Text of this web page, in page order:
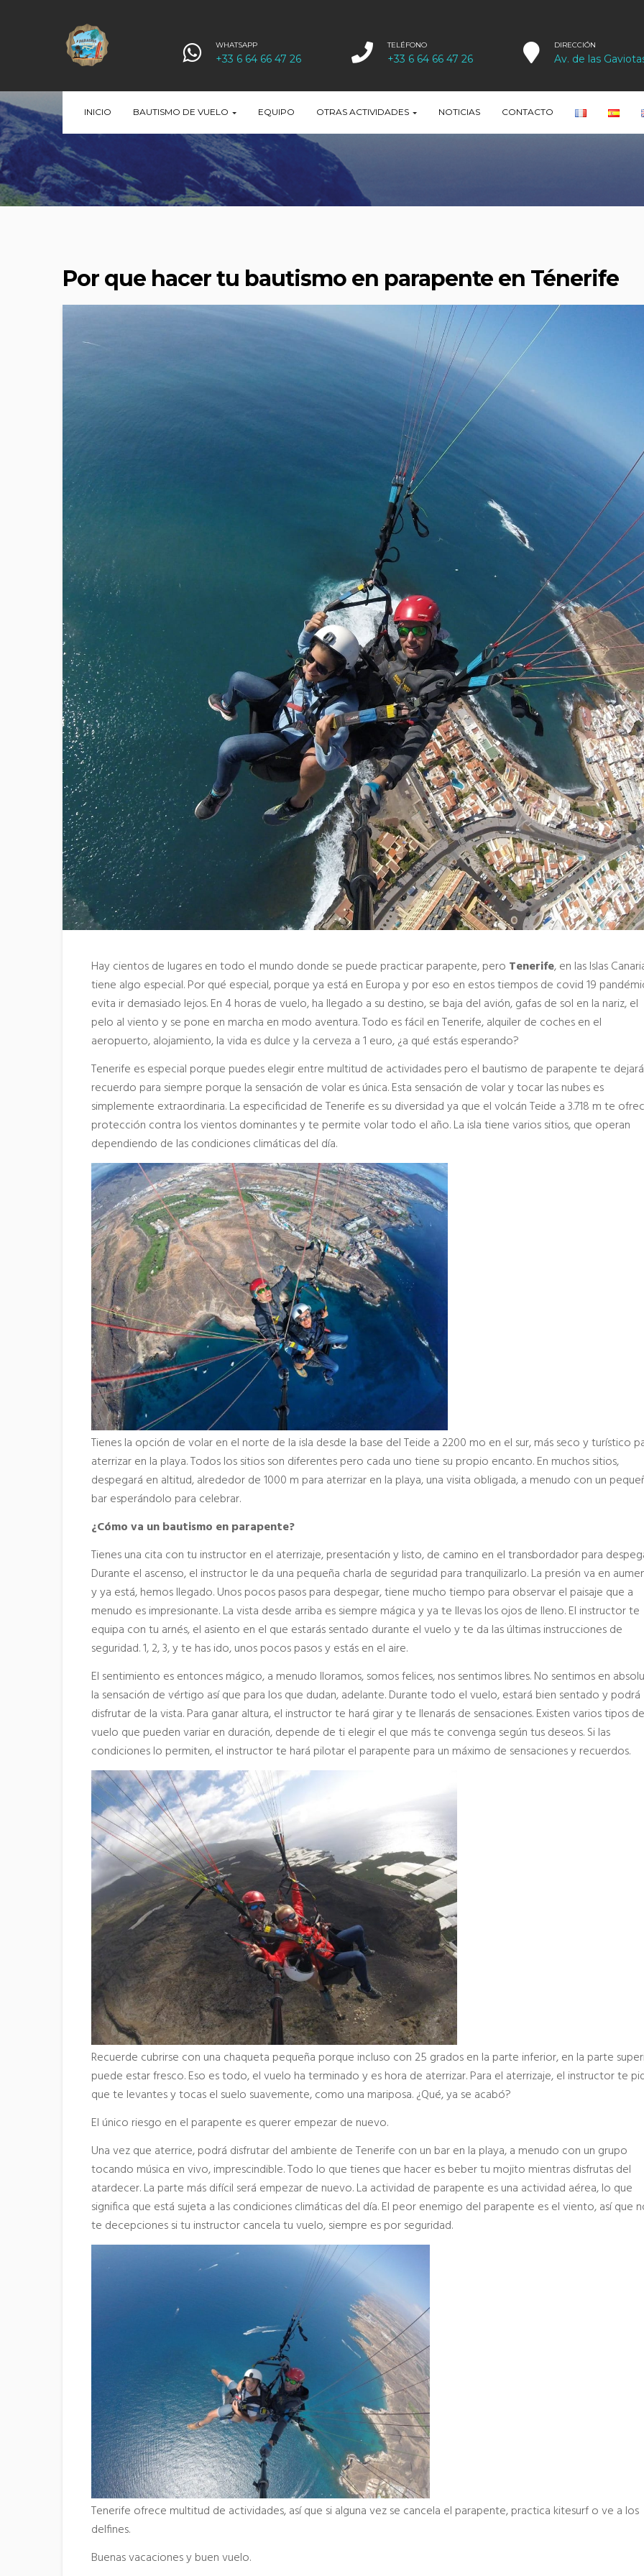
WHATSAPP
+33 6 64 66 47 26
TELÉFONO
+33 6 64 66 47 26
DIRECCIÓN
Av. de las
INICIO BAUTISMO DE VUELO EQUIPO OTRAS ACTIVIDADES NOTICIAS CONTACTO
Por que hacer tu bautismo en parapente en Ténerife
Hay cientos de lugares en todo el mundo donde se puede practicar parapente, pero Tenerife, en las Islas
tiene algo especial. Por qué especial, porque ya está en Europa y por eso en estos tiempos de covid 19
evita ir demasiado lejos. En 4 horas de vuelo, ha llegado a su destino, se baja del avión, gafas de sol en la nariz, el
pelo al viento y se pone en marcha en modo aventura. Todo es fácil en Tenerife, alquiler de coches en el
aeropuerto, alojamiento, la vida es dulce y la cerveza a 1 euro, ¿a qué estás esperando?
Tenerife es especial porque puedes elegir entre multitud de actividades pero el bautismo de parapente te
recuerdo para siempre porque la sensación de volar es única. Esta sensación de volar y tocar las nubes es
simplemente extraordinaria. La especificidad de Tenerife es su diversidad ya que el volcán Teide a 3.718 m te
protección contra los vientos dominantes y te permite volar todo el año. La isla tiene varios sitios, que operan
dependiendo de las condiciones climáticas del día.
Tienes la opción de volar en el norte de la isla desde la base del Teide a 2200 mo en el sur, más seco y turístico
aterrizar en la playa. Todos los sitios son diferentes pero cada uno tiene su propio encanto. En muchos sitios,
despegará en altitud, alrededor de 1000 m para aterrizar en la playa, una visita obligada, a menudo con un
bar esperándolo para celebrar.
¿Cómo va un bautismo en parapente?
Tienes una cita con tu instructor en el aterrizaje, presentación y listo, de camino en el transbordador para
Durante el ascenso, el instructor le da una pequeña charla de seguridad para tranquilizarlo. La presión va en
y ya está, hemos llegado. Unos pocos pasos para despegar, tiene mucho tiempo para observar el paisaje que a
menudo es impresionante. La vista desde arriba es siempre mágica y ya te llevas los ojos de lleno. El instructor te
equipa con tu arnés, el asiento en el que estarás sentado durante el vuelo y te da las últimas instrucciones de
seguridad. 1, 2, 3, y te has ido, unos pocos pasos y estás en el aire.
El sentimiento es entonces mágico, a menudo lloramos, somos felices, nos sentimos libres. No sentimos en
la sensación de vértigo así que para los que dudan, adelante. Durante todo el vuelo, estará bien sentado y podrá
disfrutar de la vista. Para ganar altura, el instructor te hará girar y te llenarás de sensaciones. Existen varios tipos de
vuelo que pueden variar en duración, depende de ti elegir el que más te convenga según tus deseos. Si las
condiciones lo permiten, el instructor te hará pilotar el parapente para un máximo de sensaciones y recuerdos.
Recuerde cubrirse con una chaqueta pequeña porque incluso con 25 grados en la parte inferior, en la parte
puede estar fresco. Eso es todo, el vuelo ha terminado y es hora de aterrizar. Para el aterrizaje, el instructor te
que te levantes y tocas el suelo suavemente, como una mariposa. ¿Qué, ya se acabó?
El único riesgo en el parapente es querer empezar de nuevo.
Una vez que aterrice, podrá disfrutar del ambiente de Tenerife con un bar en la playa, a menudo con un grupo
tocando música en vivo, imprescindible. Todo lo que tienes que hacer es beber tu mojito mientras disfrutas del
atardecer. La parte más difícil será empezar de nuevo. La actividad de parapente es una actividad aérea, lo que
significa que está sujeta a las condiciones climáticas del día. El peor enemigo del parapente es el viento, así que
te decepciones si tu instructor cancela tu vuelo, siempre es por seguridad.
Tenerife ofrece multitud de actividades, así que si alguna vez se cancela el parapente, practica kitesurf o ve a los
delfines.
Buenas vacaciones y buen vuelo.